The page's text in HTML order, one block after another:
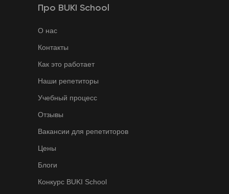
Про BUKI School
О нас
Контакты
Как это работает
Наши репетиторы
Учебный процесс
Отзывы
Вакансии для репетиторов
Цены
Блоги
Конкурс BUKI School